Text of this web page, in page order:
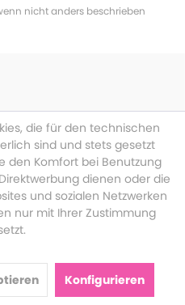
nicht anders beschrieben
die für den technischen
sind und stets gesetzt
den Komfort bei Benutzung
dienen oder die
und sozialen Netzwerken
nur mit Ihrer Zustimmung
Konfigurieren